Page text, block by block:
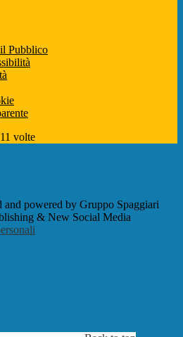
Pubblico
volte
powered by Gruppo Spaggiari
& New Social Media